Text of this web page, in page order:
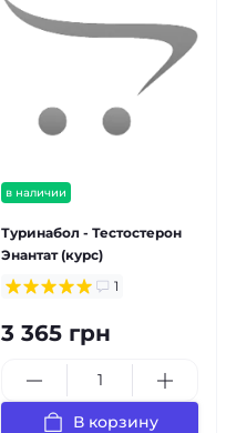
в наличии
Туринабол - Тестостерон
Энантат (курс)
1
3 365 грн
В корзину